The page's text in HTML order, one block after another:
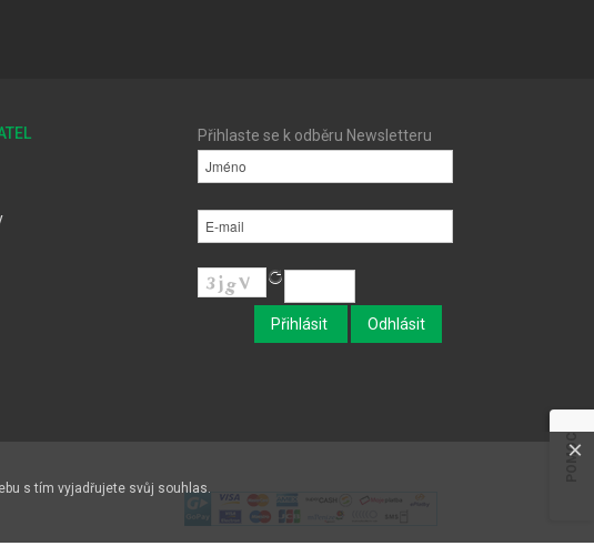
s tím vyjadřujete svůj souhlas.
×
Přihlaste se k odběru Newsletteru
POMOC